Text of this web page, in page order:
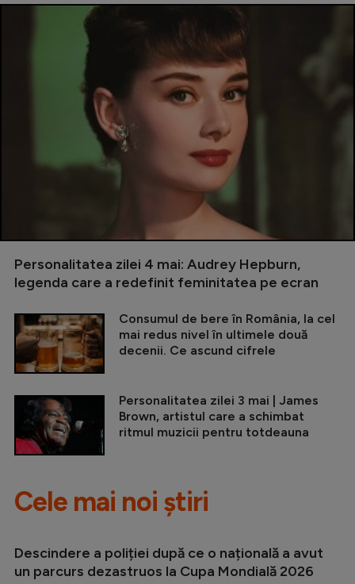
Personalitatea zilei 4 mai: Audrey Hepburn,
legenda care a redefinit feminitatea pe ecran
Consumul de bere în România, la cel
mai redus nivel în ultimele două
decenii. Ce ascund cifrele
Personalitatea zilei 3 mai | James
Brown, artistul care a schimbat
ritmul muzicii pentru totdeauna
Cele mai noi știri
Descindere a poliției după ce o națională a avut
un parcurs dezastruos la Cupa Mondială 2026